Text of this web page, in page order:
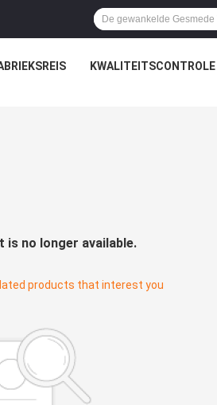
KWALITEITSCONTROLE
is no longer available.
products that interest you